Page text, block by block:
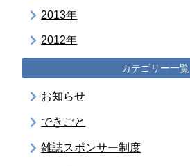
2013年
2012年
カテゴリー一覧
お知らせ
できごと
雑誌スポンサー制度